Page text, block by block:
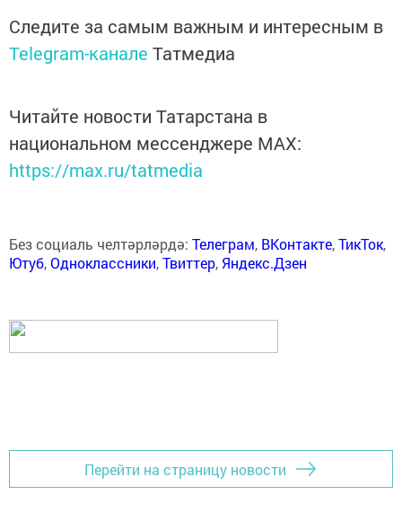
Следите за самым важным и интересным в
Telegram-канале Татмедиа
Читайте новости Татарстана в
национальном мессенджере MАХ:
https://max.ru/tatmedia
Без социаль челтәрләрдә: Телеграм, ВКонтакте,ТикТок,
Ютуб,Одноклассники,Твиттер, Яндекс.Дзен
Перейти на страницу новости